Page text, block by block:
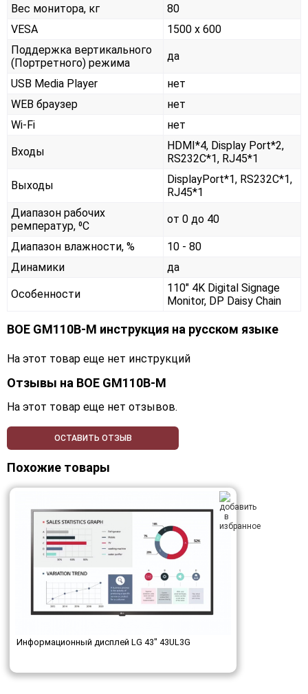
Вес монитора, кг
80
VESA
1500 x 600
Поддержка вертикального
(Портретного) режима
да
USB Media Player
нет
WEB браузер
нет
Wi-Fi
нет
Входы
HDMI*4, Display Port*2,
RS232С*1, RJ45*1
Выходы
DisplayPort*1, RS232С*1,
RJ45*1
Диапазон рабочих
ремператур, ⁰С
от 0 до 40
Диапазон влажности, %
10 - 80
Динамики
да
Особенности
110" 4K Digital Signage
Monitor, DP Daisy Chain
BOE GM110B-M инструкция на русском языке
На этот товар еще нет инструкций
Отзывы на BOE GM110B-M
На этот товар еще нет отзывов.
ОСТАВИТЬ ОТЗЫВ
Похожие товары
Информационный дисплей LG 43" 43UL3G